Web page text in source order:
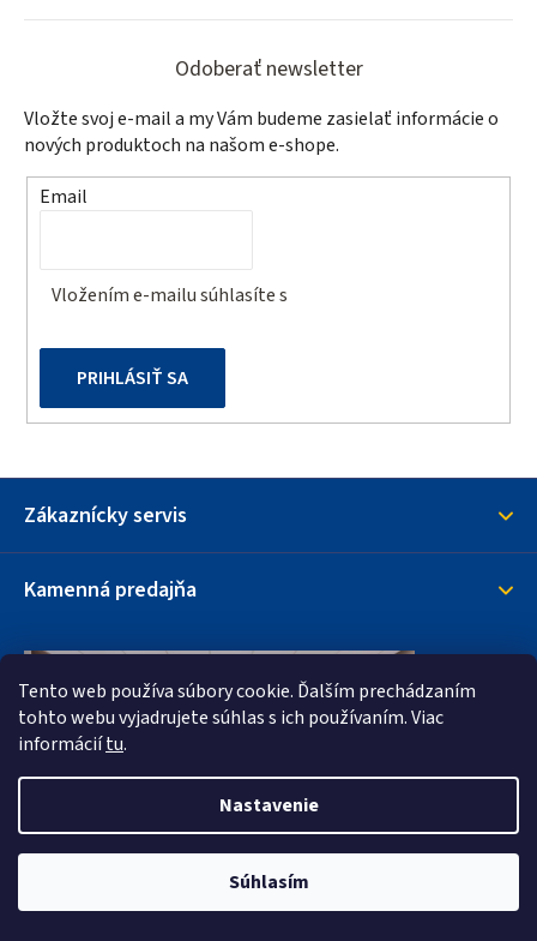
Tento web používa súbory cookie. Ďalším prechádzaním
tohto webu vyjadrujete súhlas s ich používaním. Viac
informáciítu.
Nastavenie
Súhlasím
c
e
p
r
v
o
a
n
i
e
Odoberať newsletter
Vložte svoj e-mail a my Vám budeme zasielať informácie o
nových produktoch na našom e-shope.
Email
Vložením e-mailu súhlasíte s
PRIHLÁSIŤ SA
Zákaznícky servis
Kamenná predajňa